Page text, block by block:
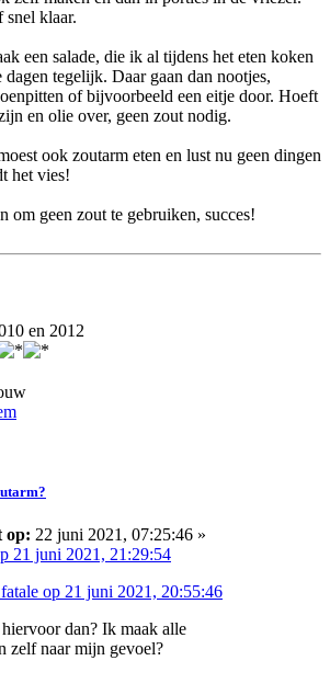
snel klaar.
een salade, die ik al tijdens het eten koken
tegelijk. Daar gaan dan nootjes,
of bijvoorbeeld een eitje door. Hoeft
en olie over, geen zout nodig.
ook zoutarm eten en lust nu geen dingen
het vies!
om geen zout te gebruiken, succes!
en 2012
op: 22 juni 2021, 07:25:46 »
21 juni 2021, 21:29:54
op 21 juni 2021, 20:55:46
dan? Ik maak alle
zelf naar mijn gevoel?